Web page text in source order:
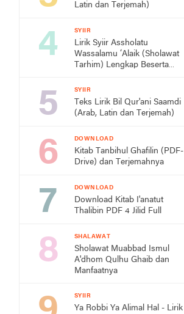
Latin dan Terjemah)
SYIIR
Lirik Syiir Assholatu
Wassalamu ‘Alaik (Sholawat
Tarhim) Lengkap Beserta
SYIIR
Teks Lirik Bil Qur'ani Saamdi
(Arab, Latin dan Terjemah)
DOWNLOAD
Kitab Tanbihul Ghafilin (PDF-
Drive) dan Terjemahnya
DOWNLOAD
Download Kitab I'anatut
Thalibin PDF 4 Jilid Full
SHALAWAT
Sholawat Muabbad Ismul
A'dhom Qulhu Ghaib dan
Manfaatnya
SYIIR
Ya Robbi Ya Alimal Hal - Lirik